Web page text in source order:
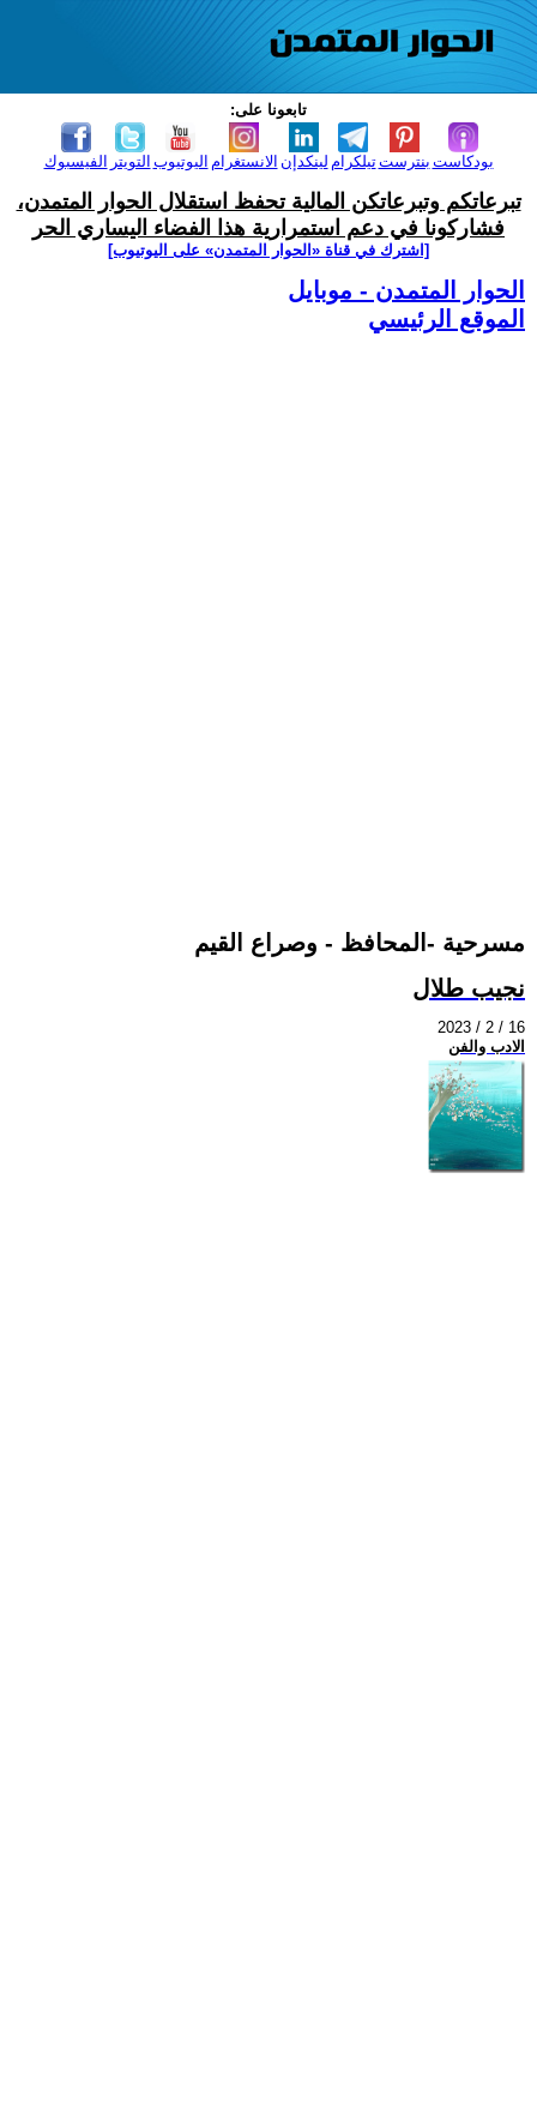
تابعونا على:
الفيسبوك التويتر اليوتيوب الانستغرام لينكدإن تيلكرامبنترست بودكاست
تبرعاتكم وتبرعاتكن المالية تحفظ استقلال الحوار المتمدن،
فشاركونا في دعم استمرارية هذا الفضاء اليساري الحر
[اشترك في قناة ‫«الحوار المتمدن» على اليوتيوب]
الحوار المتمدن - موبايل
الموقع الرئيسي
مسرحية -المحافظ - وصراع القيم
نجيب طلال
2023 / 2 / 16
الادب والفن